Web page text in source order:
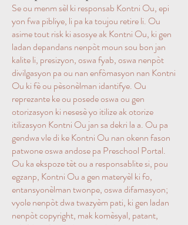
Se ou menm sèl ki responsab Kontni Ou, epi
yon fwa pibliye, li pa ka toujou retire li. Ou
asime tout risk ki asosye ak Kontni Ou, ki gen
ladan depandans nenpòt moun sou bon jan
kalite li, presizyon, oswa fyab, oswa nenpòt
divilgasyon pa ou nan enfòmasyon nan Kontni
Ou ki fè ou pèsonèlman idantifye. Ou
reprezante ke ou posede oswa ou gen
otorizasyon ki nesesè yo itilize ak otorize
itilizasyon Kontni Ou jan sa dekri la a. Ou pa
gendwa vle di ke Kontni Ou nan okenn fason
patwone oswa andose pa Preschool Portal.
Ou ka ekspoze tèt ou a responsablite si, pou
egzanp, Kontni Ou a gen materyèl ki fo,
entansyonèlman twonpe, oswa difamasyon;
vyole nenpòt dwa twazyèm pati, ki gen ladan
nenpòt copyright, mak komèsyal, patant,